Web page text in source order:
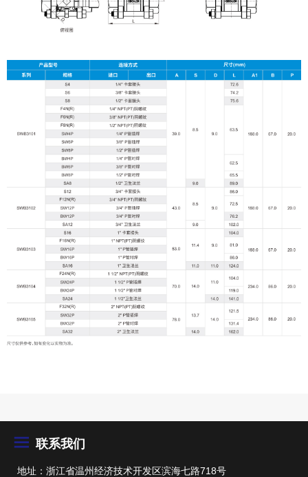
联系我们
地址：浙江省温州经济技术开发区滨海七路718号